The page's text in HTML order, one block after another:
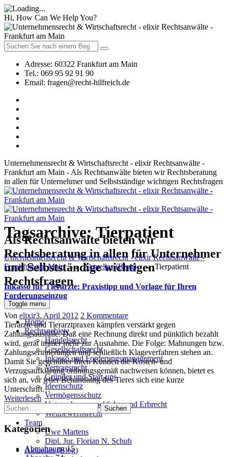
Hi, How Can We Help You?
Adresse: 60322 Frankfurt am Main
Tel.: 069 95 92 91 90
Email: fragen@recht-hilfreich.de
Unternehmensrecht & Wirtschaftsrecht - elixir Rechtsanwälte -
Frankfurt am Main - Als Rechtsanwälte bieten wir Rechtsberatung
in allen für Unternehmer und Selbstständige wichtigen Rechtsfragen
Als Rechtsanwälte bieten wir
Rechtsberatung in allen für Unternehmer
und Selbstständige wichtigen
Rechtsfragen
Toggle menu
Home
Rechtsgebiete
Handelsrecht
Gesellschaftsrecht
Inkasso und Forderungsmanagement
Vertragsrecht
Gründer und Start-ups
Ideenschutz
Vermögensschutz
Unternehmensnachfolge und Erbrecht
Wettbewerbsrecht
Team
Uwe Martens
Dipl. Jur. Florian N. Schuh
Aktuelles (Blog)
Tagsarchive:Tierpatient
Unternehmensrecht & Wirtschaftsrecht - elixir Rechtsanwälte -
Frankfurt am Main →Aktuelles (Blog)→Tierpatient
Inkasso für Tierärzte: Praxistipp und Vorlage für Ihren
Forderungseinzug
Author
Von elixirPosted
on
3. April 2012 2 Kommentarezu
Inkasso
für
Tierärzte:
Praxistipp
und
Vorlage
für
Tierärzte und Tierarztpraxen kämpfen verstärkt gegen
Zahlungsausfälle. Daß eine Rechnung direkt und pünktlich bezahlt
wird, gerät immer mehr zur Ausnahme. Die Folge: Mahnungen bzw.
Zahlungserinnerungen und schließlich Klageverfahren stehen an.
Damit Sie gegenüber Ihren Kunden die Kosten- und
Verzugsaufklärung ordnungsgemäß nachweisen können, bietet es
sich an, vor jeder Behandlung des Tieres sich eine kurze
Unterschrift…
Weiterlesen
Suchen
nach:
Kategorien
Abmahnung 15